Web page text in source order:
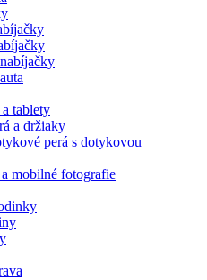
tablety
a držiaky
perá s dotykovou
mobilné fotografie